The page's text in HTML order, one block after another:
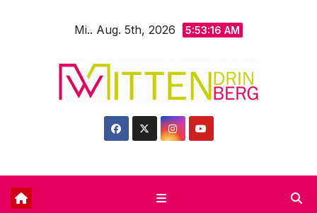
Mi.. Aug. 5th, 2026 5:53:18 AM